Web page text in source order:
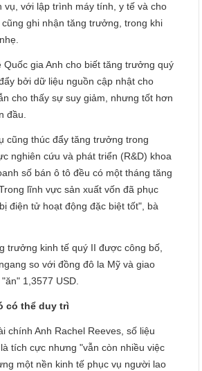
vụ, với lập trình máy tính, y tế và cho
ghi nhận tăng trưởng, trong khi
Quốc gia Anh cho biết tăng trưởng quý
bởi dữ liệu nguồn cập nhật cho
cho thấy sự suy giảm, nhưng tốt hơn
đầu.
cũng thúc đẩy tăng trưởng trong
nghiên cứu và phát triển (R&D) khoa
số bán ô tô đều có một tháng tăng
lĩnh vực sản xuất vốn đã phục
điện tử hoạt động đặc biệt tốt", bà
trưởng kinh tế quý II được công bố,
so với đồng đô la Mỹ và giao
1,3577 USD.
có thể duy trì
chính Anh Rachel Reeves, số liệu
tích cực nhưng "vẫn còn nhiều việc
một nền kinh tế phục vụ người lao